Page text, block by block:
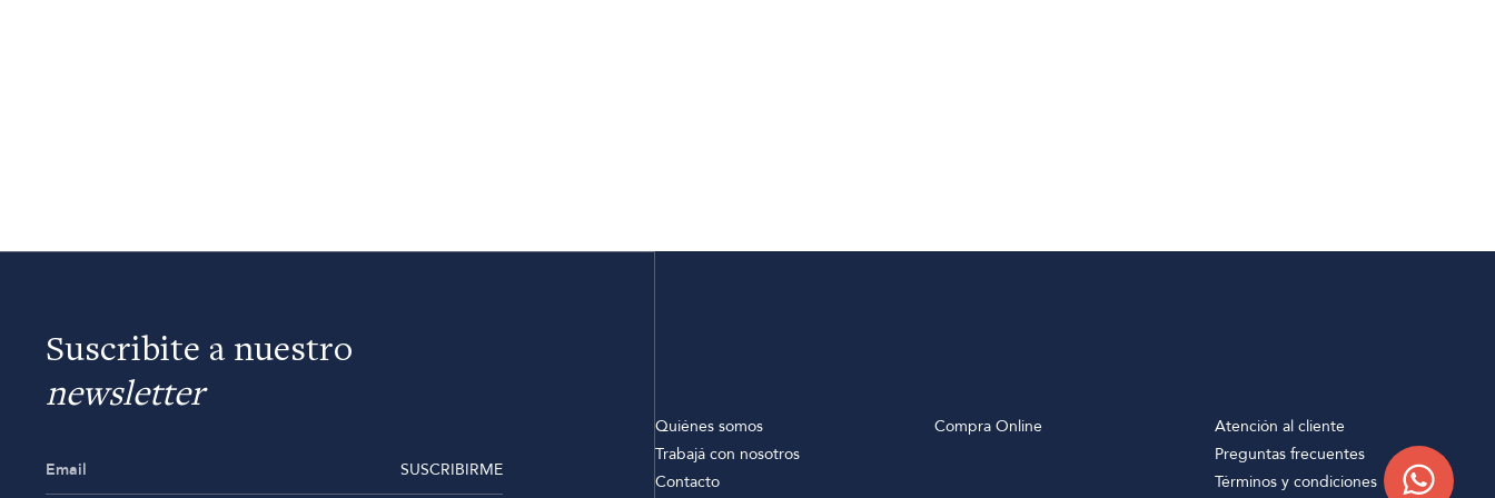
Suscribite a nuestro
newsletter
SUSCRIBIRME
Quiénes somos
Trabajá con nosotros
Contacto
Compra Online
Atención al cliente
Preguntas frecuentes
Términos y condiciones